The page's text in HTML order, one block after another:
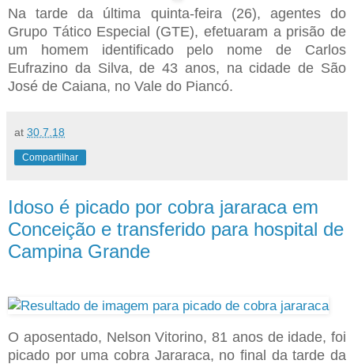
Na tarde da última quinta-feira (26), agentes do
Grupo Tático Especial (GTE), efetuaram a prisão de
um homem identificado pelo nome de Carlos
Eufrazino da Silva, de 43 anos, na cidade de São
José de Caiana, no Vale do Piancó.
at 30.7.18
Compartilhar
Idoso é picado por cobra jararaca em
Conceição e transferido para hospital de
Campina Grande
O aposentado, Nelson Vitorino, 81 anos de idade, foi
picado por uma cobra Jararaca, no final da tarde da